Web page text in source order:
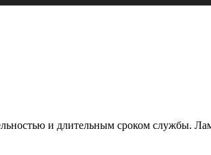
и длительным сроком службы.